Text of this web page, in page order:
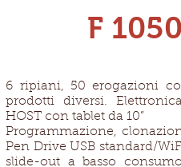
F
6 ripiani, 50 erogazioni
prodotti diversi.
HOST con tablet da 10”
Programmazione,
Pen Drive USB standard/
slide-out a basso